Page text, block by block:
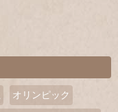
オリンピック